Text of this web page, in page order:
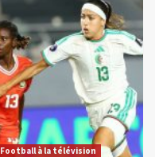
Football à la télévision